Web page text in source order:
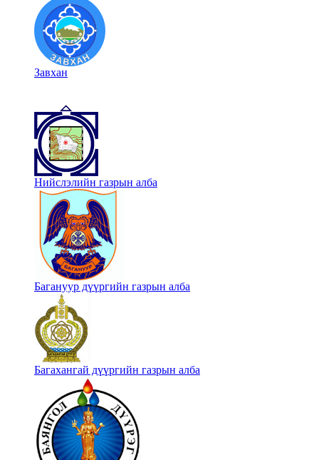
Завхан
Нийслэлийн газрын алба
Багануур дүүргийн газрын алба
Багахангай дүүргийн газрын алба